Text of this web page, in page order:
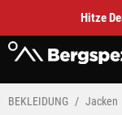
Hitze
BEKLEIDUNG Jacken